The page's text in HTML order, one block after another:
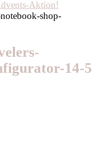
shop-
14-5